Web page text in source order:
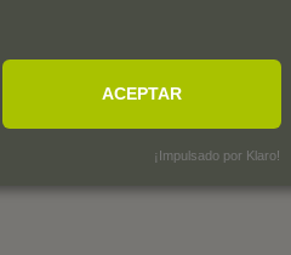
ACEPTAR
¡Impulsado por Klaro!